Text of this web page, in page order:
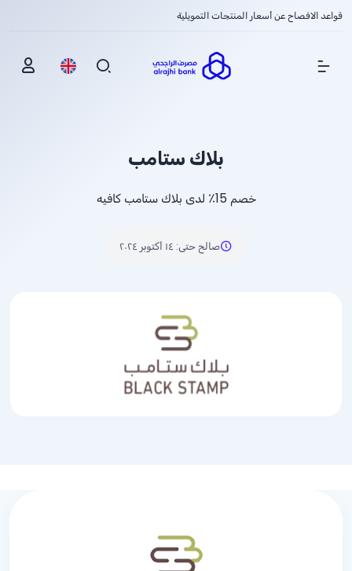
قواعد الافصاح عن أسعار المنتجات التمويلية
Show Menu
بلاك ستامب
خصم 15٪ لدى بلاك ستامب كافيه
صالح حتى: ١٤ أكتوبر ٢٠٢٤